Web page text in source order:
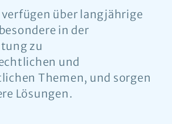
über langjährige
in der
zu
und
Themen, und sorgen
Lösungen.